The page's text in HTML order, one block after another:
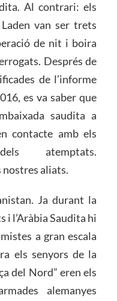
Al contrari: els
van ser trets
de nit i boira
Després de
de l’informe
es va saber que
saudita a
contacte amb els
atemptats.
nostres aliats.
Ja durant la
i l’Aràbia Saudita hi
a gran escala
els senyors de la
del Nord” eren els
alemanyes